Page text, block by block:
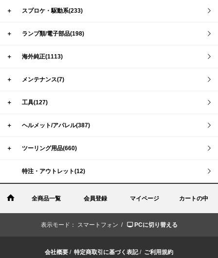
＋ スプロケ・駆動系(233)
＋ ランプ類/電子部品(198)
＋ 海外純正(1113)
＋ メンテナンス(7)
＋ 工具(127)
＋ ヘルメット/アパレル(387)
＋ ツーリング用品(660)
特注・アウトレット(12)
全商品一覧 会員登録 マイページ カートの中
表示モード： スマートフォン / PCに切り替える
会社概要 / 特定商取引に基づく表記/ ご利用規約